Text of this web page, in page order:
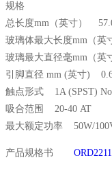
规格
总长度mm（英寸）
玻璃体最大长度mm（
玻璃最大直径毫mm（
引脚直径 mm (英寸)
触点形式 1A (SPST)
吸合范围 20-40 AT
最大额定功率 50W/
产品规格书